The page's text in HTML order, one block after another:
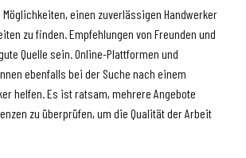
einen zuverlässigen Handwerker
zu finden. Empfehlungen von Freunden und
Quelle sein. Online-Plattformen und
ebenfalls bei der Suche nach einem
helfen. Es ist ratsam, mehrere Angebote
zu überprüfen, um die Qualität der Arbeit